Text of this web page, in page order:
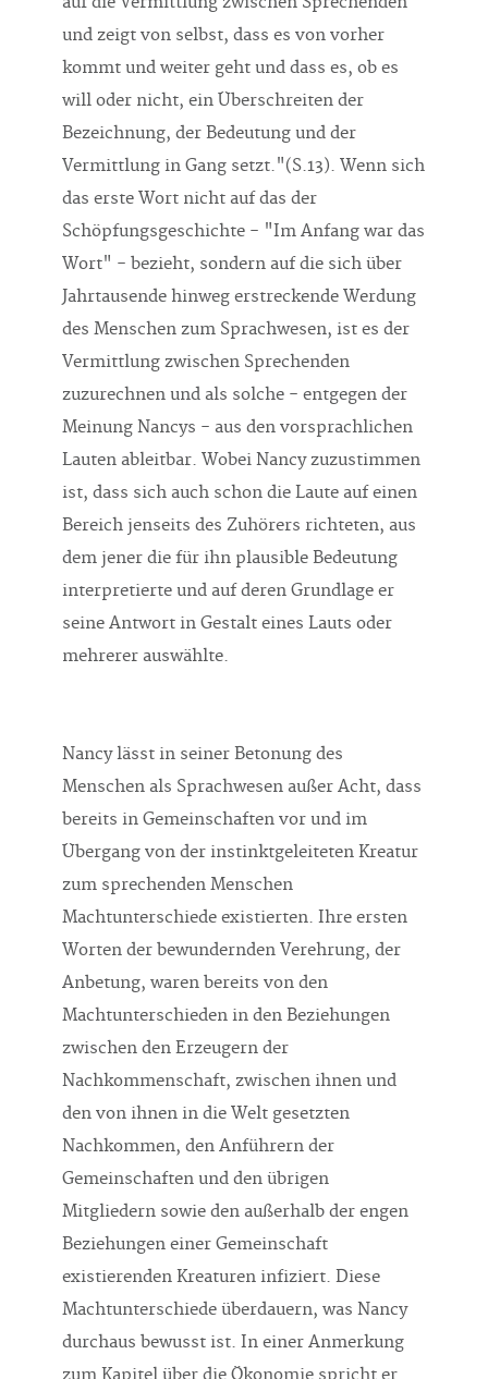
und zeigt von selbst, dass es von vorher
kommt und weiter geht und dass es, ob es
will oder nicht, ein Überschreiten der
Bezeichnung, der Bedeutung und der
Vermittlung in Gang setzt."(S.13). Wenn sich
das erste Wort nicht auf das der
Schöpfungsgeschichte - "Im Anfang war das
Wort" - bezieht, sondern auf die sich über
Jahrtausende hinweg erstreckende Werdung
des Menschen zum Sprachwesen, ist es der
Vermittlung zwischen Sprechenden
zuzurechnen und als solche - entgegen der
Meinung Nancys - aus den vorsprachlichen
Lauten ableitbar. Wobei Nancy zuzustimmen
ist, dass sich auch schon die Laute auf einen
Bereich jenseits des Zuhörers richteten, aus
dem jener die für ihn plausible Bedeutung
interpretierte und auf deren Grundlage er
seine Antwort in Gestalt eines Lauts oder
mehrerer auswählte.
Menschen als Sprachwesen außer Acht, dass
bereits in Gemeinschaften vor und im
Übergang von der instinktgeleiteten Kreatur
zum sprechenden Menschen
Machtunterschiede existierten. Ihre ersten
Worten der bewundernden Verehrung, der
Anbetung, waren bereits von den
Machtunterschieden in den Beziehungen
zwischen den Erzeugern der
Nachkommenschaft, zwischen ihnen und
den von ihnen in die Welt gesetzten
Nachkommen, den Anführern der
Gemeinschaften und den übrigen
Mitgliedern sowie den außerhalb der engen
Beziehungen einer Gemeinschaft
existierenden Kreaturen infiziert. Diese
Machtunterschiede überdauern, was Nancy
durchaus bewusst ist. In einer Anmerkung
zum Kapitel über die Ökonomie spricht er